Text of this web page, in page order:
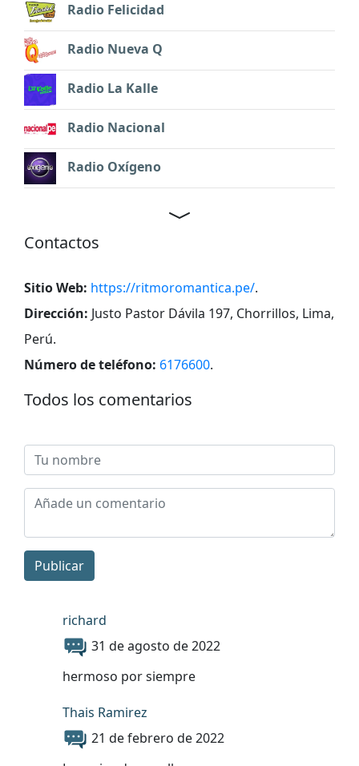
Radio Felicidad
Radio Nueva Q
Radio La Kalle
Radio Nacional
Radio Oxígeno
Contactos
Sitio Web: https://ritmoromantica.pe/.
Dirección: Justo Pastor Dávila 197, Chorrillos, Lima,
Perú.
Número de teléfono: 6176600.
Todos los comentarios
Publicar
richard
31 de agosto de 2022
hermoso por siempre
Thais Ramirez
21 de febrero de 2022